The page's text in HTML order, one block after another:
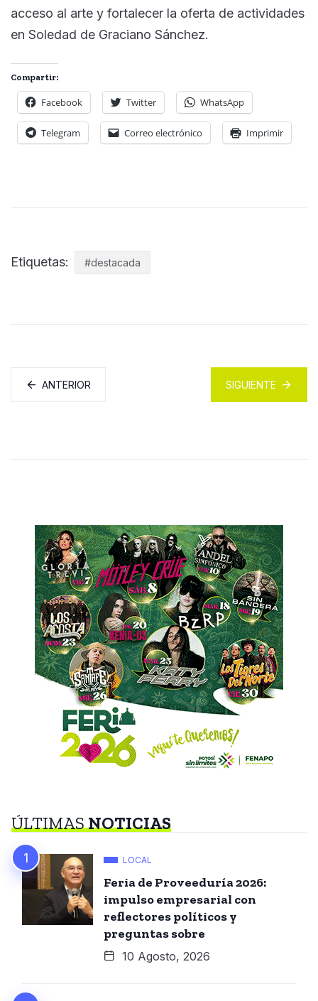
acceso al arte y fortalecer la oferta de actividades
en Soledad de Graciano Sánchez.
Compartir:
Facebook Twitter WhatsApp
Telegram Correo electrónico Imprimir
Etiquetas: #destacada
ANTERIOR SIGUIENTE
ÚLTIMASNOTICIAS
LOCAL
Feria de Proveeduría 2026:
impulso empresarial con
reflectores políticos y
preguntas sobre
10 Agosto, 2026